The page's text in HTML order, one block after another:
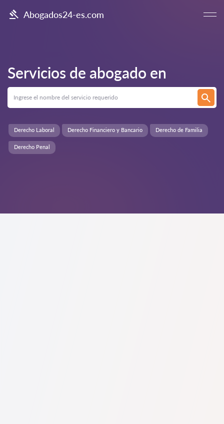
Abogados24-es.com
Servicios de abogado en
Derecho Penal
Derecho Laboral Derecho Financiero y Bancario Derecho de Familia